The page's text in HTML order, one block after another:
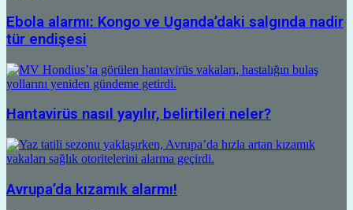
Ebola alarmı: Kongo ve Uganda’daki salgında nadir
tür endişesi
Hantavirüs nasıl yayılır, belirtileri neler?
Avrupa’da kızamık alarmı!